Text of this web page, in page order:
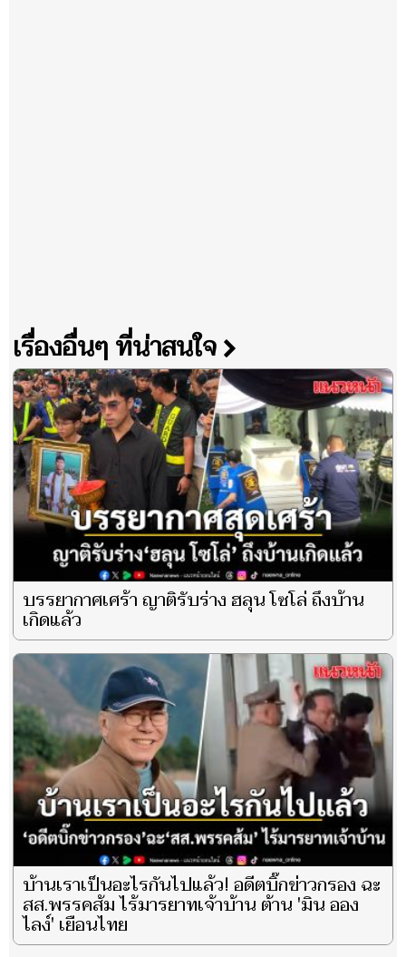
เรื่องอื่นๆ ที่น่าสนใจ
บรรยากาศเศร้า ญาติรับร่าง ฮลุน โซโล่ ถึงบ้าน
เกิดแล้ว
บ้านเราเป็นอะไรกันไปแล้ว! อดีตบิ๊กข่าวกรอง ฉะ
สส.พรรคส้ม ไร้มารยาทเจ้าบ้าน ต้าน 'มิน ออง
ไลง์' เยือนไทย